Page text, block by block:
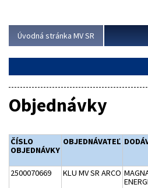
Úvodná stránka MV SR
Objednávky
ČÍSLO
OBJEDNÁVKY
OBJEDNÁVATEĽ
2500070669 KLU MV SR ARCO